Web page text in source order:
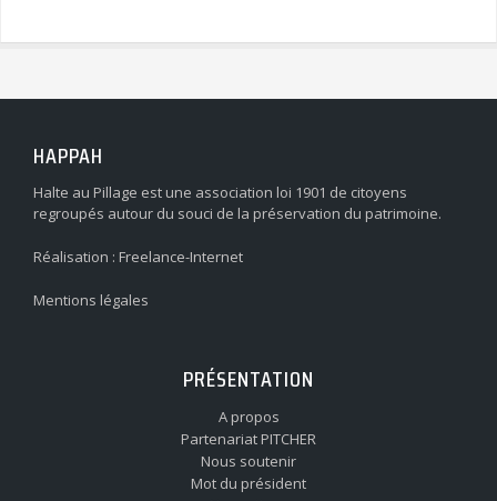
HAPPAH
Halte au Pillage est une association loi 1901 de citoyens
regroupés autour du souci de la préservation du patrimoine.
Réalisation : Freelance-Internet
Mentions légales
PRÉSENTATION
A propos
Partenariat PITCHER
Nous soutenir
Mot du président